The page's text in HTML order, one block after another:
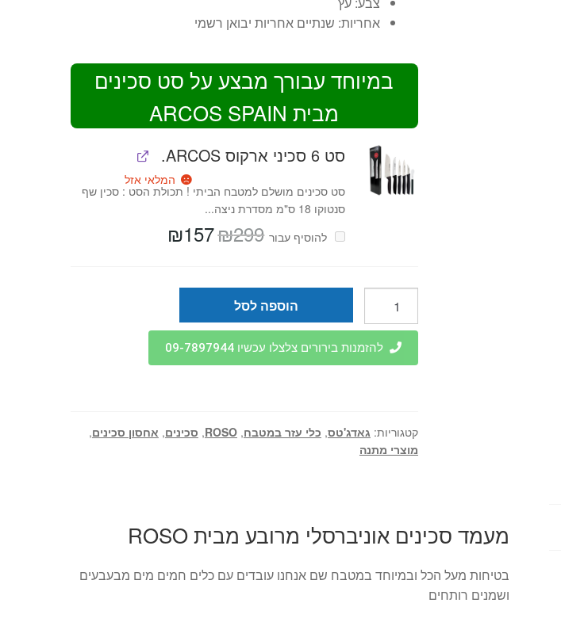
אחריות: שנתיים אחריות יבואן רשמי
במיוחד עבורך מבצע על סט סכינים
מבית ARCOS SPAIN
סט 6 סכיני ארקוס ARCOS.
סט סכינים מושלם למטבח הביתי ! תכולת הסט : סכין שף
סנטוקו 18 ס"מ מסדרת ניצה...
להוסיף⁦⁩ עבור
₪299 המחיר
המקורי₪157
המלאי אזל
מעמד
סכינים
ROSO
הוספה לסל
להזמנות בירורים צלצלו עכשיו 09-7897944
קטגוריות:גאדג'טס, כלי עזר במטבח,
ROSO
, סכינים, אחסון סכינים,
מוצרי מתנה
מעמד סכינים אוניברסלי מרובע מבית ROSO
בטיחות מעל הכל ובמיוחד במטבח שם אנחנו עובדים עם כלים חמים מים מבעבעים
ושמנים רותחים